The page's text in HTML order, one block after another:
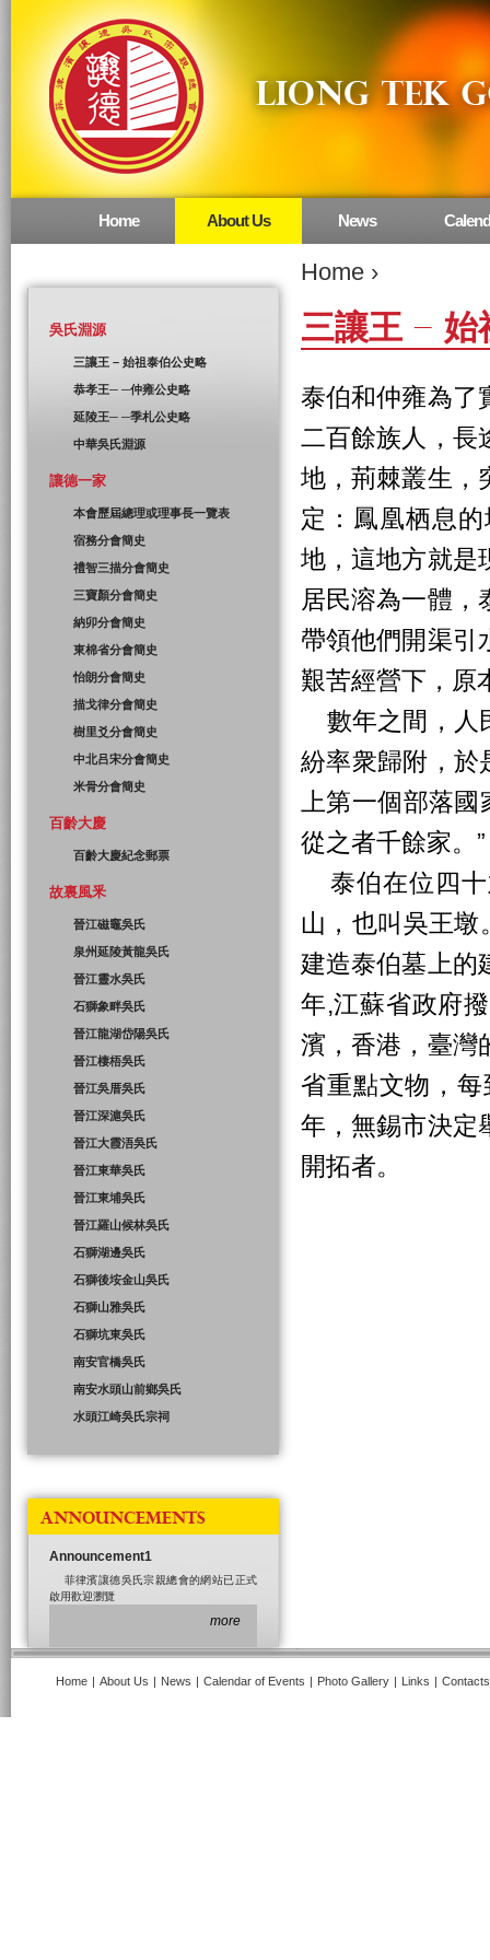
Home ›
三讓王 – 始
泰伯和仲雍為了
二百餘族人，長
地，荊棘叢生，
定：鳳凰栖息
地，這地方就是
居民溶為一體，
帶領他們開渠引
艱苦經營下，
數年之間，人
紛率衆歸附，於
上第一個部落
從之者千餘家。”
泰伯在位四十
山，也叫吳王墩
建造泰伯墓上的
年,江蘇省政府
濱，香港，臺灣
省重點文物，
年，無錫市決定
開拓者。
Main menu
Home About Us News
吳氏淵源
三讓王 – 始祖泰伯公史略
恭孝王─ ─仲雍公史略
延陵王─ ─季札公史略
中華吳氏淵源
讓德一家
本會歷屆總理或理事長一覽表
宿務分會簡史
禮智三描分會簡史
三寶顏分會簡史
納卯分會簡史
東棉省分會簡史
怡朗分會簡史
描戈律分會簡史
樹里爻分會簡史
中北吕宋分會簡史
米骨分會簡史
百齡大慶
百齡大慶紀念郵票
故裏風釆
晉江磁竈吳氏
泉州延陵黃龍吳氏
晉江靈水吳氏
石獅象畔吳氏
晉江龍湖岱陽吳氏
晉江棲梧吳氏
晉江吳厝吳氏
晉江深滬吳氏
晉江大霞浯吳氏
晉江東華吳氏
晉江東埔吳氏
晉江羅山候林吳氏
石獅湖邊吳氏
石獅後垵金山吳氏
石獅山雅吳氏
石獅坑東吳氏
南安官橋吳氏
南安水頭山前鄉吳氏
水頭江崎吳氏宗祠
ANNOUNCEMENTS
Announcement1
菲律濱讓德吳氏宗親總會的網站已正式
啟用歡迎瀏覽
more
Home | About Us | News | Calendar of Events | Photo Gallery | Links | Contacts